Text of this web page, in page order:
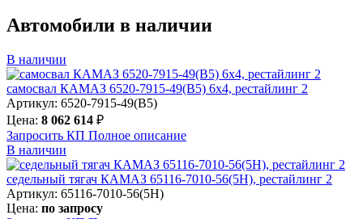
Автомобили в наличии
В наличии
самосвал КАМАЗ 6520-7915-49(B5) 6х4, рестайлинг 2
Артикул: 6520-7915-49(B5)
Цена: 8 062 614 ₽
Запросить КП Полное описание
В наличии
седельный тягач КАМАЗ 65116-7010-56(5Н), рестайлинг 2
Артикул: 65116-7010-56(5Н)
Цена: по запросу